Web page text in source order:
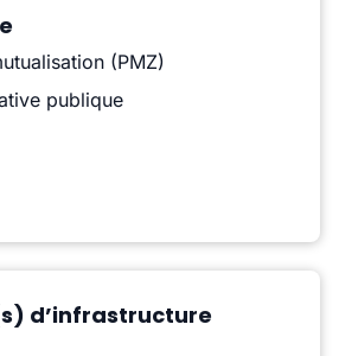
(PMZ)
publique
d’infrastructure